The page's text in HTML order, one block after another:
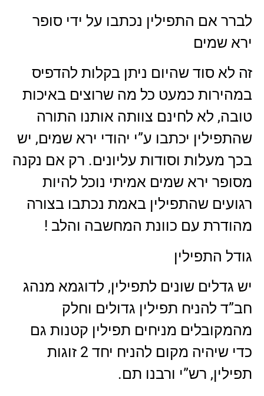
לברר אם התפילין נכתבו על ידי סופר
ירא שמים
זה לא סוד שהיום ניתן בקלות להדפיס
במהירות כמעט כל מה שרוצים באיכות
טובה, לא לחינם צוותה אותנו התורה
שהתפילין יכתבו ע”י יהודי ירא שמים, יש
בכך מעלות וסודות עליונים. רק אם נקנה
מסופר ירא שמים אמיתי נוכל להיות
רגועים שהתפילין באמת נכתבו בצורה
מהודרת עם כוונת המחשבה והלב !
גודל התפילין
יש גדלים שונים לתפילין, לדוגמא מנהג
חב”ד להניח תפילין גדולים וחלק
מהמקובלים מניחים תפילין קטנות גם
כדי שיהיה מקום להניח יחד 2 זוגות
תפילין, רש”י ורבנו תם.